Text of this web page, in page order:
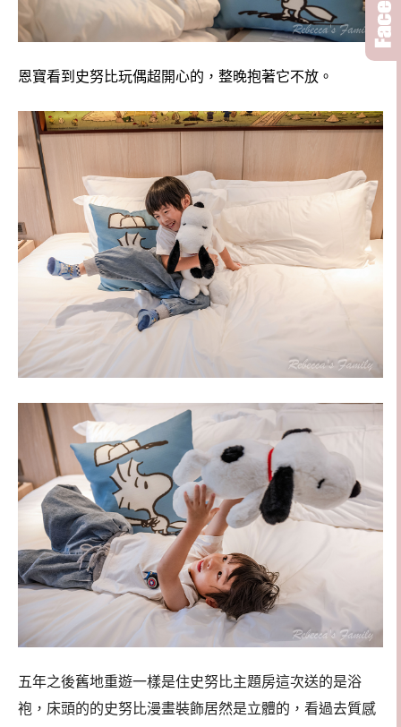
恩寶看到史努比玩偶超開心的，整晚抱著它不放。
五年之後舊地重遊一樣是住史努比主題房這次送的是浴
袍，床頭的的史努比漫畫裝飾居然是立體的，看過去質感